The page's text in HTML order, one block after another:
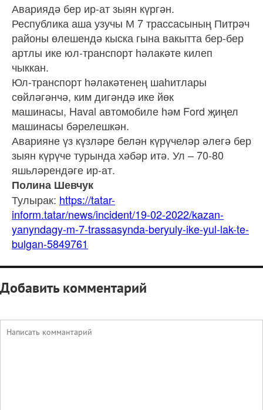
Авариядә бер ир-ат зыян күргән.
Республика аша узучы М 7 трассасының Питрәч
районы өлешендә кыска гына вакытта бер-бер
артлы ике юл-транспорт һәлакәте килеп
чыккан.
Юл-транспорт һәлакәтенең шаһитлары
сөйләгәнчә, ким дигәндә ике йөк
машинасы, Haval автомобиле һәм Ford җиңел
машинасы бәрелешкән.
Аварияне үз күзләре белән күрүчеләр әлегә бер
зыян күрүче турында хәбәр итә. Ул – 70-80
яшьләрендәге ир-ат.
Полина Шевчук
Тулырак: https://tatar-
inform.tatar/news/incident/19-02-2022/kazan-
yanyndagy-m-7-trassasynda-beryuly-ike-yul-lak-te-
bulgan-5849761
Добавить комментарий